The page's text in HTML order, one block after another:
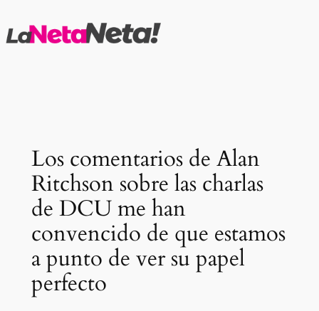
al
Los comentarios de Alan
Ritchson sobre las charlas
de DCU me han
convencido de que estamos
a punto de ver su papel
perfecto